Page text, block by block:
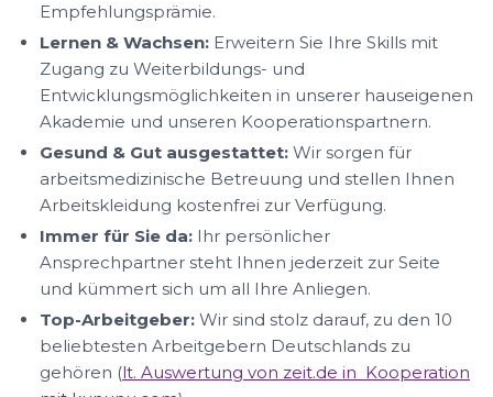
Empfehlungsprämie.
Lernen & Wachsen: Erweitern Sie Ihre Skills mit
Zugang zu Weiterbildungs- und
Entwicklungsmöglichkeiten in unserer hauseigenen
Akademie und unseren Kooperationspartnern.
Gesund & Gut ausgestattet: Wir sorgen für
arbeitsmedizinische Betreuung und stellen Ihnen
Arbeitskleidung kostenfrei zur Verfügung.
Immer für Sie da: Ihr persönlicher
Ansprechpartner steht Ihnen jederzeit zur Seite
und kümmert sich um all Ihre Anliegen.
Top-Arbeitgeber: Wir sind stolz darauf, zu den 10
beliebtesten Arbeitgebern Deutschlands zu
gehören (lt. Auswertung von zeit.de in Kooperation